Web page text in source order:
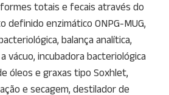
totais e fecais através do
enzimático ONPG-MUG,
balança analítica,
vácuo, incubadora bacteriológica
óleos e graxas tipo Soxhlet,
e secagem, destilador de